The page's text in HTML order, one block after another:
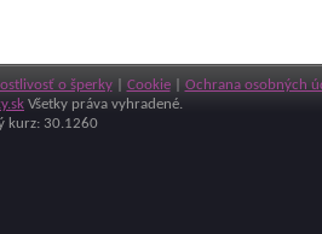
o šperky| Cookie| Ochrana osobných
Všetky práva vyhradené.
kurz: 30.1260